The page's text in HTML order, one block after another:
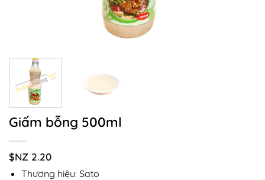
Giấm bỗng 500ml
$NZ 2.20
Thương hiệu: Sato